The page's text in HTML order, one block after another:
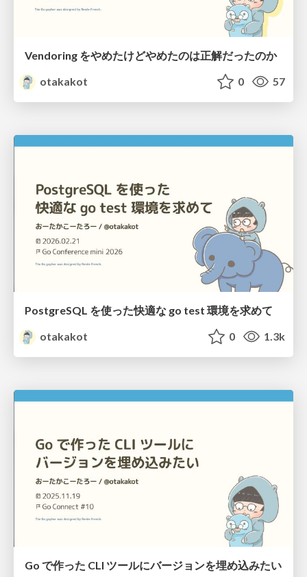
Vendoring をやめたけどやめたのは正解だったのか
otakakot
0 57
PostgreSQL を使った快適な go test 環境を求めて
otakakot
0 1.3k
Go で作った CLI ツールにバージョンを埋め込みたい